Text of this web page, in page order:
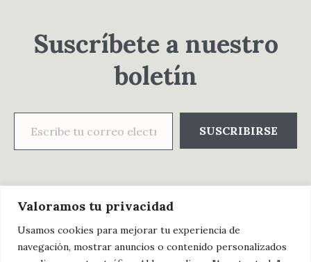
Valoramos tu privacidad
Usamos cookies para mejorar tu experiencia de
navegación, mostrar anuncios o contenido personalizados
Suscríbete a nuestro
boletín
Escribe tu correo electrónico…
SUSCRIBIRSE